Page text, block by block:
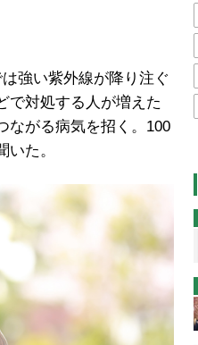
強い紫外線が降り注ぐ
で対処する人が増えた
ながる病気を招く。100
た。